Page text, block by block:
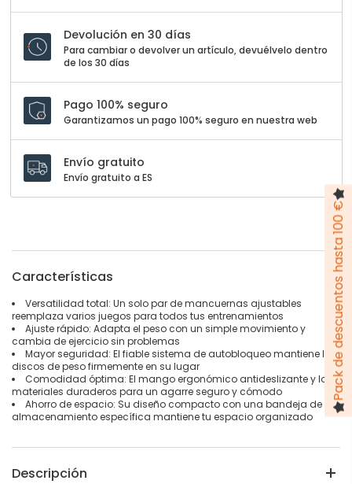
Devolución en 30 días
Para cambiar o devolver un artículo, devuélvelo dentro
de los 30 días
Pago 100% seguro
Garantizamos un pago 100% seguro en nuestra web
Envío gratuito
Envío gratuito a ES
Características
Versatilidad total: Un solo par de mancuernas ajustables
reemplaza varios juegos para todos tus entrenamientos
Ajuste rápido: Adapta el peso con un simple movimiento y
cambia de ejercicio sin problemas
Mayor seguridad: El fiable sistema de autobloqueo mantiene los
discos de peso firmemente en su lugar
Comodidad óptima: El mango ergonómico antideslizante y los
materiales duraderos para un agarre seguro y cómodo
Ahorro de espacio: Su diseño compacto con una bandeja de
almacenamiento específica mantiene tu espacio organizado
Descripción
Pack de descuentos hasta 100 €